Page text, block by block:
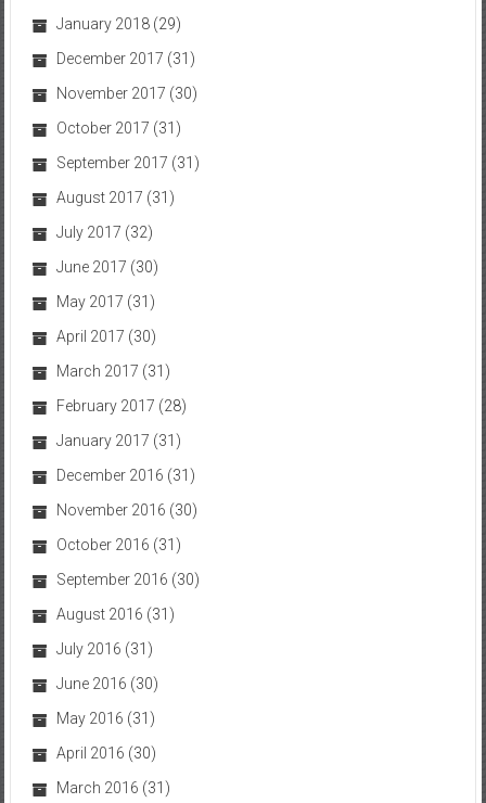
January 2018(29)
December 2017 (31)
November 2017 (30)
October 2017 (31)
September 2017 (31)
August 2017 (31)
July 2017 (32)
June 2017 (30)
May 2017 (31)
April 2017 (30)
March 2017 (31)
February 2017 (28)
January 2017 (31)
December 2016 (31)
November 2016 (30)
October 2016 (31)
September 2016 (30)
August 2016 (31)
July 2016 (31)
June 2016 (30)
May 2016 (31)
April 2016 (30)
March 2016 (31)